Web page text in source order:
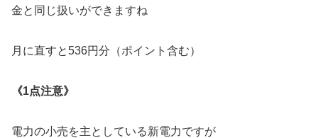
金と同じ扱いができますね
月に直すと536円分（ポイント含む）
《1点注意》
電力の小売を主としている新電力ですが